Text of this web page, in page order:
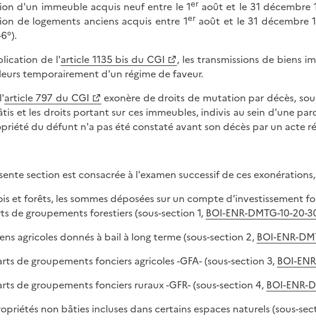
d'un immeuble acquis neuf entre le 1eraoût et le 31 décembre
de logements anciens acquis entre 1eraoût et le 31 décembre
de l'article 1135 bis du CGI
, les transmissions de biens
temporairement d'un régime de faveur.
article 797 du CGI
exonère de droits de mutation par décès,
et les droits portant sur ces immeubles, indivis au sein d'une
du défunt n'a pas été constaté avant son décès par un acte
section est consacrée à l'examen successif de ces
et forêts, les sommes déposées sur un compte d'investissement
de groupements forestiers (sous-section 1, BOI-ENR-DMTG-10-20-
agricoles donnés à bail à long terme (sous-section 2, BOI-ENR-
de groupements fonciers agricoles -GFA- (sous-section 3, BOI-
de groupements fonciers ruraux -GFR- (sous-section 4, BOI-ENR-
non bâties incluses dans certains espaces naturels (sous-